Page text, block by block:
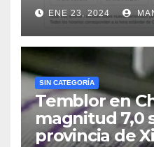
ENE 23, 2024
SIN CATEGORÍA
Temblor en
magnitud 7,0
provincia de